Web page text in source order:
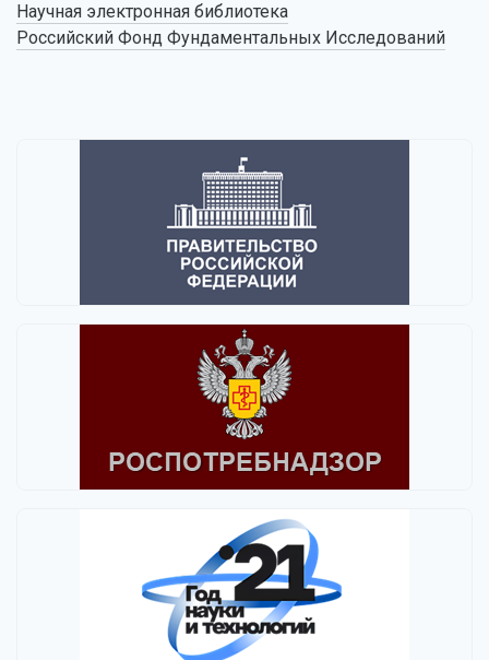
Научная электронная библиотека
Российский Фонд Фундаментальных Исследований